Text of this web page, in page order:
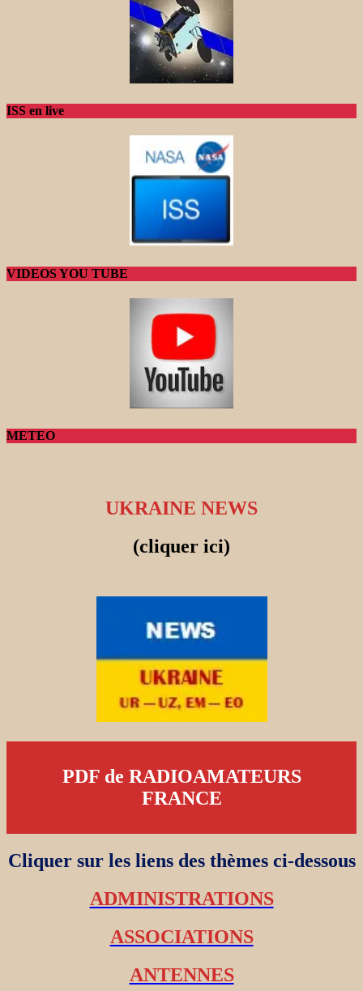
ISS en live
VIDEOS YOU TUBE
METEO
UKRAINE NEWS
(cliquer ici)
PDF de RADIOAMATEURS
FRANCE
Cliquer sur les liens des thèmes ci-dessous
ADMINISTRATIONS
ASSOCIATIONS
ANTENNES